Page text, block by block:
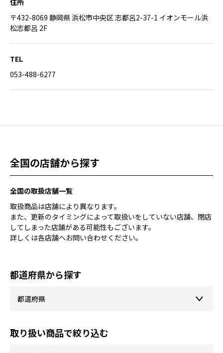
住所
〒432-8069 静岡県 浜松市中央区 志都呂2-37-1 イオンモール浜
松志都呂 2F
TEL
053-488-6277
全国の店舗から探す
全国の取扱店舗一覧
取扱商品は店舗により異なります。
また、更新のタイミングによって取扱いをしていない店舗、閉店
してしまった店舗がある可能性もございます。
詳しくは各店舗へお問い合わせください。
都道府県から探す
取り扱い商品で絞り込む